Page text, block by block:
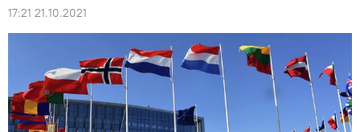
17:21 21.10.2021